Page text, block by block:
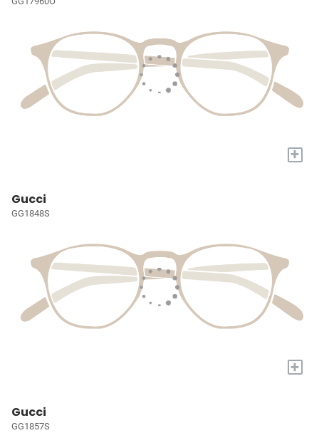
+
Gucci
GG1848S
+
Gucci
GG1857S